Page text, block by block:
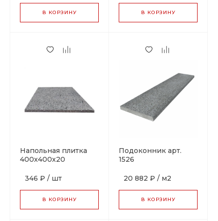
В КОРЗИНУ В КОРЗИНУ
Напольная плитка
400х400х20
арт. 1705/2
346 ₽ / шт
В КОРЗИНУ
Подоконник арт.
1526
20 882 ₽ / м2
В КОРЗИНУ